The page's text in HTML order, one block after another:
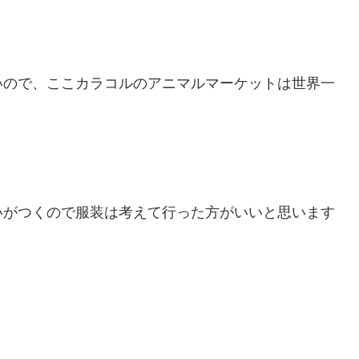
で、ここカラコルのアニマルマーケットは世界一
つくので服装は考えて行った方がいいと思います